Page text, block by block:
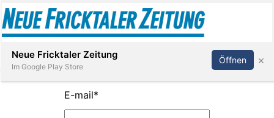
Abonnieren Anmelden
E-mail*
Neue Fricktaler Zeitung
Im Google Play Store
Öffnen ×